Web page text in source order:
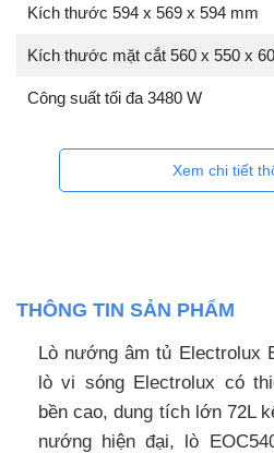
Kích thước 594 x 569 x 594 mm
Kích thước mặt cắt 560 x 550 x
Công suất tối đa 3480 W
Xem chi tiết
THÔNG TIN SẢN PHẨM
Lò nướng âm tủ Electrolux
lò vi sóng Electrolux có
bền cao, dung tích lớn 72L
nướng hiện đại, lò